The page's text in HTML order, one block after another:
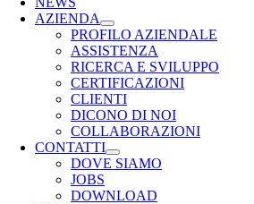
AZIENDA
PROFILO AZIENDALE
ASSISTENZA
RICERCA E SVILUPPO
CERTIFICAZIONI
CLIENTI
DICONO DI NOI
COLLABORAZIONI
CONTATTI
DOVE SIAMO
JOBS
DOWNLOAD